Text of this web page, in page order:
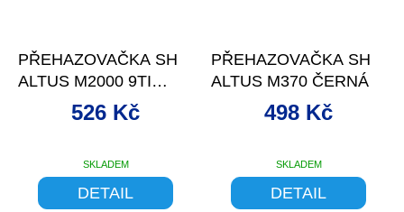
PŘEHAZOVAČKA SH
ALTUS M2000 9TI
SHADOW
SKLADEM
526 Kč
DETAIL
PŘEHAZOVAČKA SH
ALTUS M370 ČERNÁ
SKLADEM
498 Kč
DETAIL